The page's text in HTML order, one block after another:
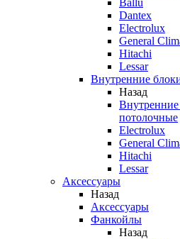
Ballu
Dantex
Electrolux
General
Hitachi
Lessar
Внутренние
Назад
потолочные
Electrolux
General
Hitachi
Lessar
Аксессуары
Назад
Аксессуары
Фанкойлы
Назад